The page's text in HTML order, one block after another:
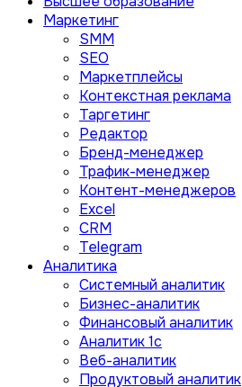
Маркетинг
SMM
SEO
Маркетплейсы
Контекстная реклама
Таргетинг
Редактор
Бренд-менеджер
Трафик-менеджер
Контент-менеджеров
Excel
CRM
Telegram
Аналитика
Системный аналитик
Бизнес-аналитик
Финансовый аналитик
Aналитик 1с
Веб-аналитик
Продуктовый аналитик